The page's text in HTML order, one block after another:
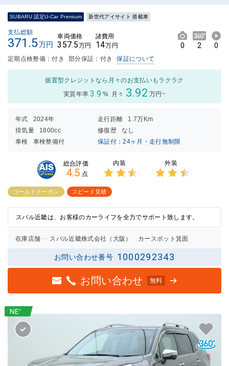
SUBARU 認定U-Car Premium 新世代アイサイト 搭載車
支払総額
371.5万円
車両価格
357.5万円
諸費用
14万円 0 2 0
定期点検整備：付き 部分保証：付き 保証について
据置型クレジットなら月々のお支払いもラクラク
実質年率 3.9 % 月々 3.92 万円~
年式 2024年 走行距離
1.7万Km
排気量
1800cc 修復歴
なし
車検
車検整備付 保証付：24ヶ月・走行無制限
総合評価
4.5 点
内装
2.5点
外装
ゴールドクーポン スピード見積
スバル近畿は、お客様のカーライフを全力でサポート致します。
在庫店舗 スバル近畿株式会社（大阪） カースポット箕面
お問い合わせ番号 1000292343
お問い合わせ 無料